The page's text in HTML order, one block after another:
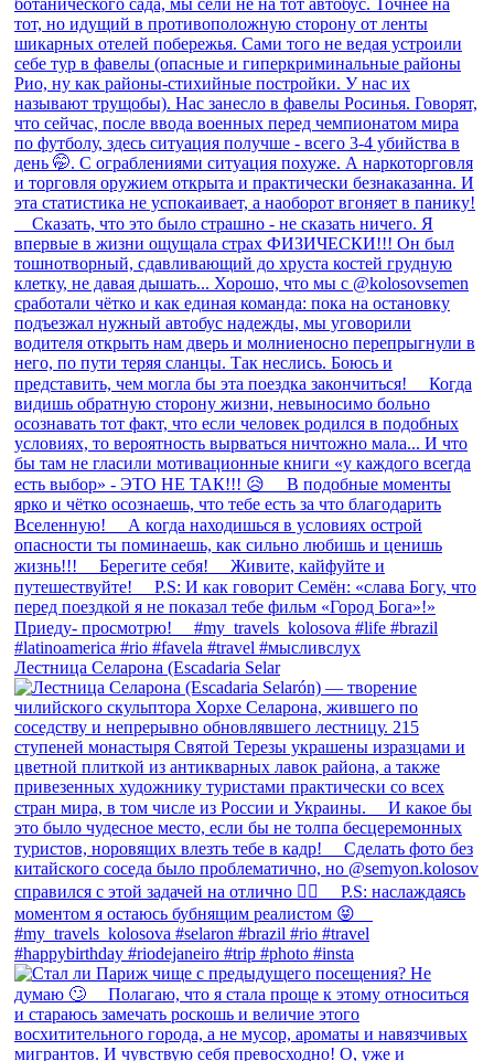
Лестница Селарона (Escadaria Selar